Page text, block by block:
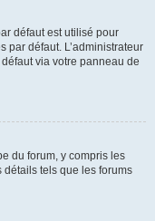
défaut est utilisé pour
par défaut. L’administrateur
via votre panneau de
du forum, y compris les
détails tels que les forums